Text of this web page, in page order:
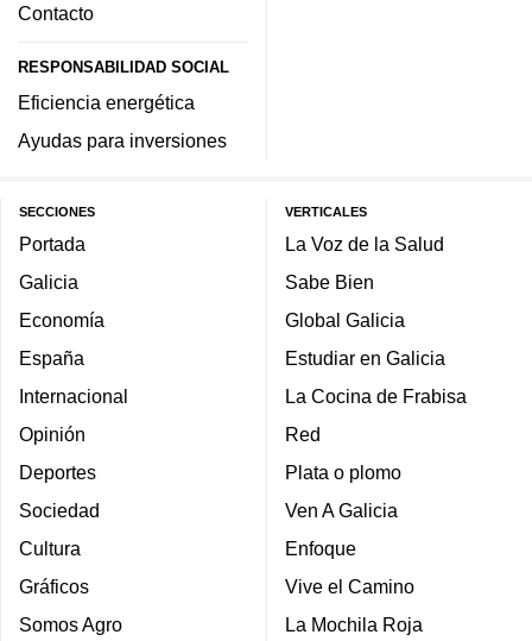
Contacto
RESPONSABILIDAD SOCIAL
Eficiencia energética
Ayudas para inversiones
SECCIONES
Portada
Galicia
Economía
España
Internacional
Opinión
Deportes
Sociedad
Cultura
Gráficos
Somos Agro
VERTICALES
La Voz de la Salud
Sabe Bien
Global Galicia
Estudiar en Galicia
La Cocina de Frabisa
Red
Plata o plomo
Ven A Galicia
Enfoque
Vive el Camino
La Mochila Roja